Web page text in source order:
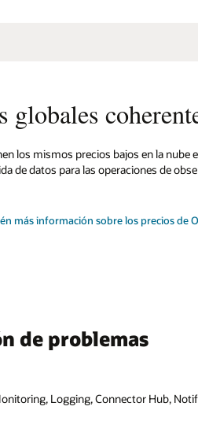
globales
los mismos precios bajos en la
de datos para las operaciones de
más información sobre los precios de
de problemas
Logging, Connector Hub,